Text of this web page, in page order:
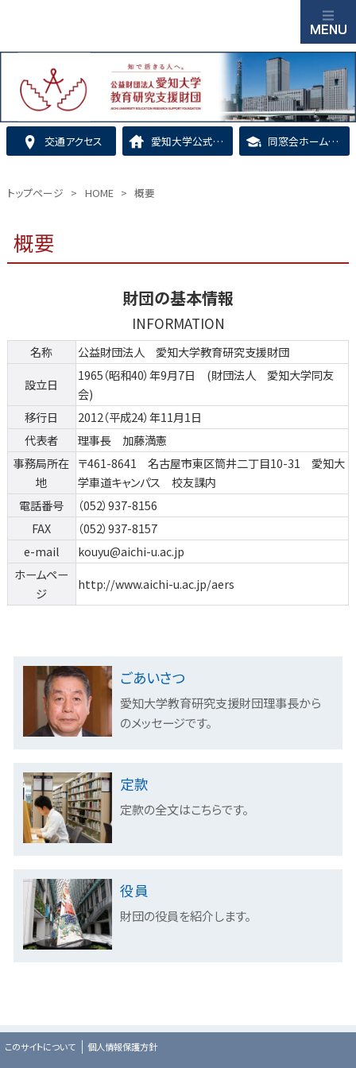
交通アクセス 愛知大学公式ホームページ 同窓会ホームページ
トップページ > HOME > 概要
概要
財団の基本情報
INFORMATION
名称
公益財団法人 愛知大学教育研究支援財団
設立日
1965（昭和40）年9月7日 (財団法人 愛知大学同友
会)
移行日
2012（平成24）年11月1日
代表者
理事長 加藤満憲
事務局所在
地
〒461-8641 名古屋市東区筒井二丁目10-31 愛知大
学車道キャンパス 校友課内
電話番号
（052）937-8156
FAX
（052）937-8157
e-mail
kouyu@aichi-u.ac.jp
ホームペー
ジ
http://www.aichi-u.ac.jp/aers
ごあいさつ
愛知大学教育研究支援財団理事長から
のメッセージです。
定款
定款の全文はこちらです。
役員
財団の役員を紹介します。
このサイトについて
個人情報保護方針